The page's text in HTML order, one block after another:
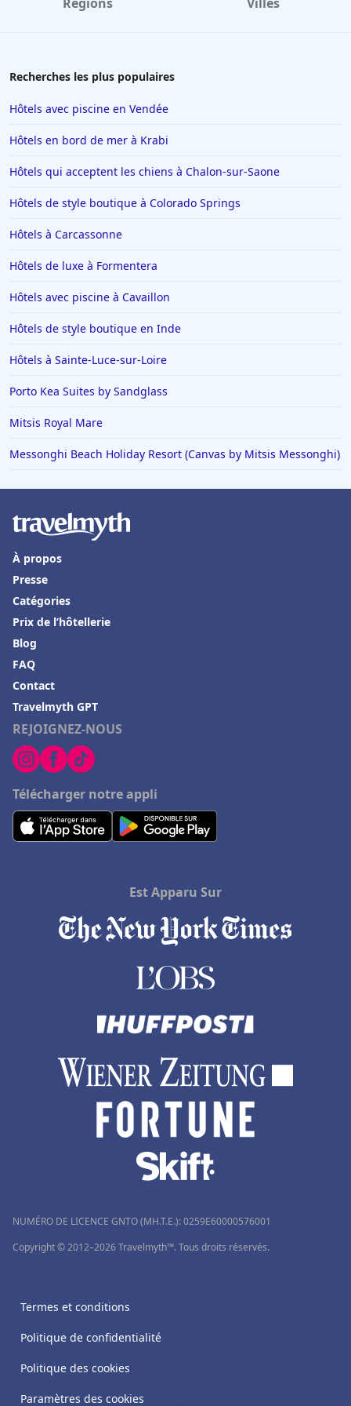
Hôtels à Limoges
Hôtels à Antibes
Hôtels à Lille
Hôtels à Rome
Hôtels à Villeneuve-Loubet
Hôtels à Trouville-sur-Mer
Hôtels en France
Hôtels à Val-dʼIsère
Hôtels à Saint-Cyprien-Plage
Hôtels à Bourg-en-Bresse
Hôtels à San Francisco
Hôtels à Tarragone
Hôtels à Saint-Emilion
Hôtels à Brantôme
Hôtels à Wissembourg
Hôtels en République dominicaine
Hôtels à Saint-Tropez
Hôtels à Geneva-on-the-Lake
Hôtels à Gordes
Hôtels à Orbey
Hôtels à Noirmoutier
Hôtels à Ruffec
Hôtels à Sagone
Hôtels en Norvège
Hôtels à Lloret de Mar
Hôtels à Paros
Hôtels à Palm Springs
Hôtels à Vernet-les-Bains
Recherches les plus populaires
Hôtels avec piscine en Vendée
Hôtels en bord de mer à Krabi
Hôtels qui acceptent les chiens à Chalon-sur-Saone
Hôtels de style boutique à Colorado Springs
Hôtels à Carcassonne
Hôtels de luxe à Formentera
Hôtels avec piscine à Cavaillon
Hôtels de style boutique en Inde
Hôtels à Sainte-Luce-sur-Loire
Porto Kea Suites by Sandglass
Mitsis Royal Mare
Messonghi Beach Holiday Resort (Canvas by Mitsis Messonghi)
REJOIGNEZ-NOUS
Télécharger notre appli
À propos
Presse
Catégories
Prix de l’hôtellerie
Blog
FAQ
Contact
Travelmyth GPT
Est Apparu Sur
NUMÉRO DE LICENCE GNTO (MH.T.E.): 0259Ε60000576001
Copyright © 2012–2026 Travelmyth™. Tous droits réservés.
Termes et conditions
Politique de confidentialité
Politique des cookies
Paramètres des cookies